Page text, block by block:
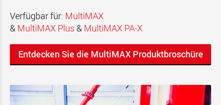
Verfügbar für: MultiMAX
& MultiMAX Plus & MultiMAX PA-X
Entdecken Sie die MultiMAX Produktbroschüre